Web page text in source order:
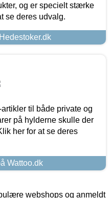
og er specielt stærke
se deres udvalg.
til både private og
på hylderne skulle der
her for at se deres
Wattoo.dk
webshops og anmeldt